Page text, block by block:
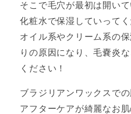
そこで毛穴が最初は開い
化粧水で保湿していってく
オイル系やクリーム系の
りの原因になり、毛嚢炎
ください！
ブラジリアンワックスで
アフターケアが綺麗なお